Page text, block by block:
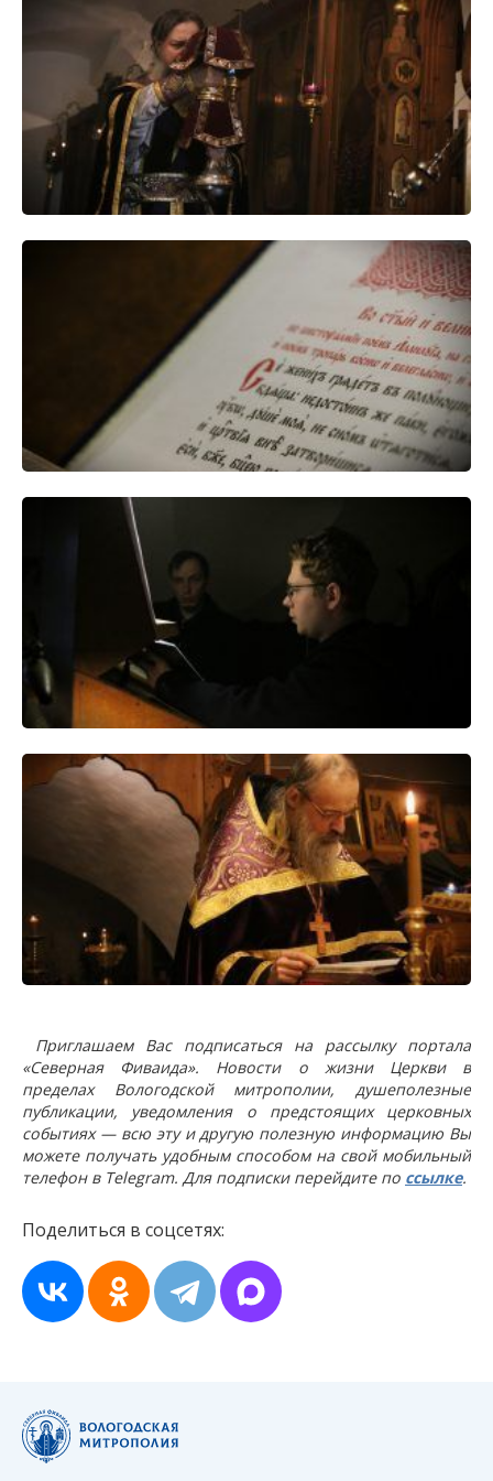
Приглашаем Вас подписаться на рассылку портала
«Северная Фиваида». Новости о жизни Церкви в
пределах Вологодской митрополии, душеполезные
публикации, уведомления о предстоящих церковных
событиях — всю эту и другую полезную информацию Вы
можете получать удобным способом на свой мобильный
телефон в Telegram. Для подписки перейдите по ссылке.
Поделиться в соцсетях: